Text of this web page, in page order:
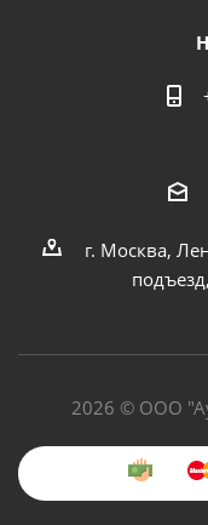
г. Москва,
2026 © ООО